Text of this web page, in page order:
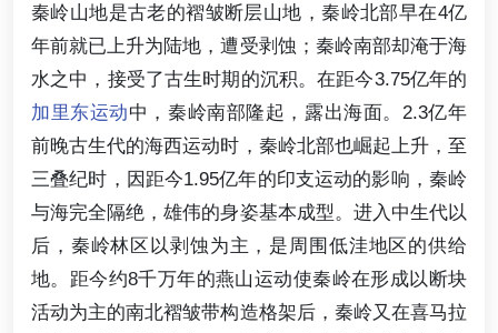
秦岭山地是古老的褶皱断层山地，秦岭北部早在4亿
年前就已上升为陆地，遭受剥蚀；秦岭南部却淹于海
水之中，接受了古生时期的沉积。在距今3.75亿年的
加里东运动中，秦岭南部隆起，露出海面。2.3亿年
前晚古生代的海西运动时，秦岭北部也崛起上升，至
三叠纪时，因距今1.95亿年的印支运动的影响，秦岭
与海完全隔绝，雄伟的身姿基本成型。进入中生代以
后，秦岭林区以剥蚀为主，是周围低洼地区的供给
地。距今约8千万年的燕山运动使秦岭在形成以断块
活动为主的南北褶皱带构造格架后，秦岭又在喜马拉